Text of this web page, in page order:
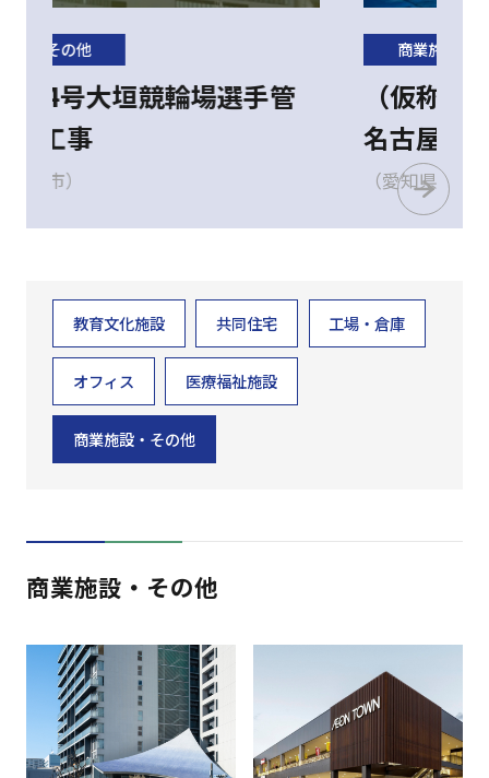
商業施設・その他
（仮称）ザ・グランドティアラ
名古屋新築工事
（愛知県名古屋市中区）
教育文化施設 共同住宅 工場・倉庫
オフィス 医療福祉施設
商業施設・その他
商業施設・その他